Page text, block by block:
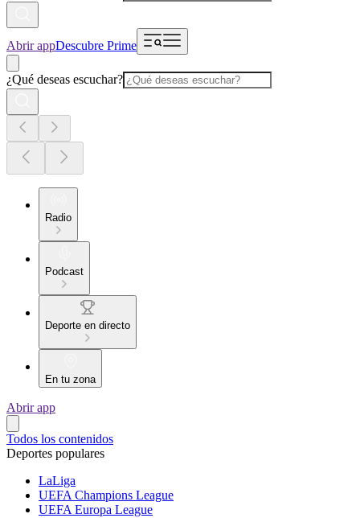
Abrir appDescubre Prime
¿Qué deseas escuchar?
Radio
Podcast
Deporte en directo
En tu zona
Abrir app
Todos los contenidos
Deportes populares
LaLiga
UEFA Champions League
UEFA Europa League